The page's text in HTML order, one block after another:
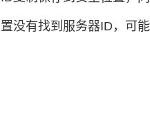
没有找到服务器ID，可